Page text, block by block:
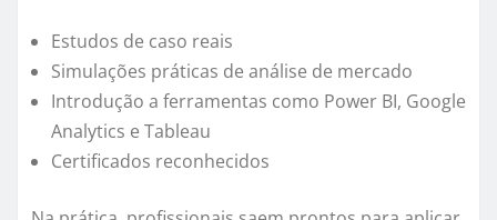
Estudos de caso reais
Simulações práticas de análise de mercado
Introdução a ferramentas como Power BI, Google
Analytics e Tableau
Certificados reconhecidos